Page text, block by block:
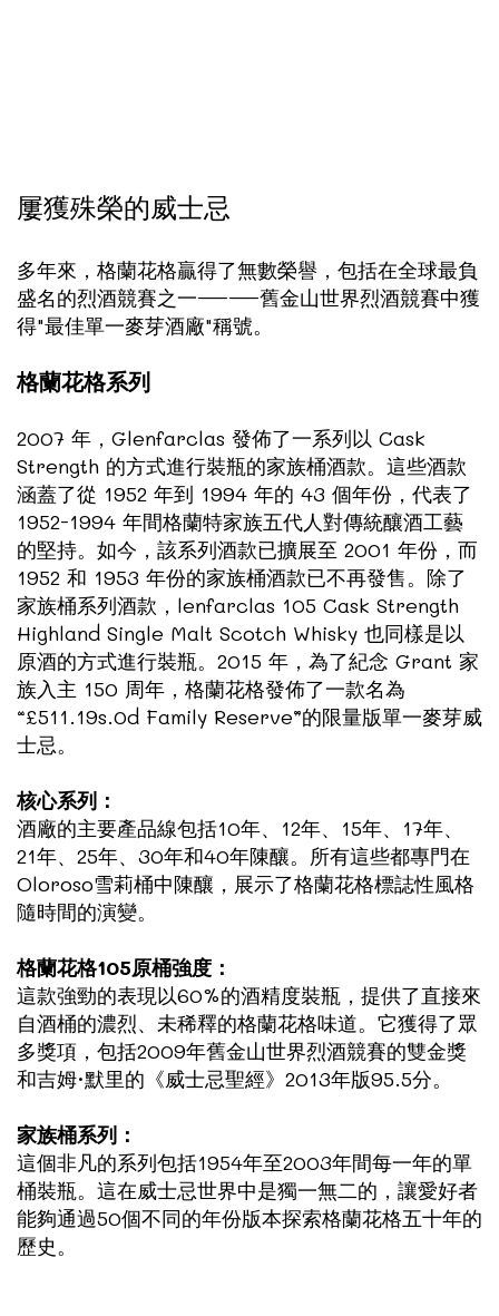
屢獲殊榮的威士忌
多年來，格蘭花格贏得了無數榮譽，包括在全球最負
盛名的烈酒競賽之一——舊金山世界烈酒競賽中獲
得"最佳單一麥芽酒廠"稱號。
格蘭花格系列
2007 年，Glenfarclas 發佈了一系列以 Cask
Strength 的方式進行裝瓶的家族桶酒款。這些酒款
涵蓋了從 1952 年到 1994 年的 43 個年份，代表了
1952-1994 年間格蘭特家族五代人對傳統釀酒工藝
的堅持。如今，該系列酒款已擴展至 2001 年份，而
1952 和 1953 年份的家族桶酒款已不再發售。除了
家族桶系列酒款，lenfarclas 105 Cask Strength
Highland Single Malt Scotch Whisky 也同樣是以
原酒的方式進行裝瓶。2015 年，為了紀念 Grant 家
族入主 150 周年，格蘭花格發佈了一款名為
“£511.19s.0d Family Reserve”的限量版單一麥芽威
士忌。
核心系列：
酒廠的主要產品線包括10年、12年、15年、17年、
21年、25年、30年和40年陳釀。所有這些都專門在
Oloroso雪莉桶中陳釀，展示了格蘭花格標誌性風格
隨時間的演變。
格蘭花格105原桶強度：
這款強勁的表現以60%的酒精度裝瓶，提供了直接來
自酒桶的濃烈、未稀釋的格蘭花格味道。它獲得了眾
多獎項，包括2009年舊金山世界烈酒競賽的雙金獎
和吉姆·默里的《威士忌聖經》2013年版95.5分。
家族桶系列：
這個非凡的系列包括1954年至2003年間每一年的單
桶裝瓶。這在威士忌世界中是獨一無二的，讓愛好者
能夠通過50個不同的年份版本探索格蘭花格五十年的
歷史。